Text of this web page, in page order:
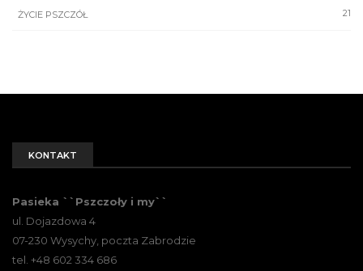
21
ŻYCIE PSZCZÓŁ
KONTAKT
Pasieka ``Pszczoły i my``
ul. Dojazdowa 4
07-230 Wysychy, poczta Zabrodzie
tel. +48 602 334 686